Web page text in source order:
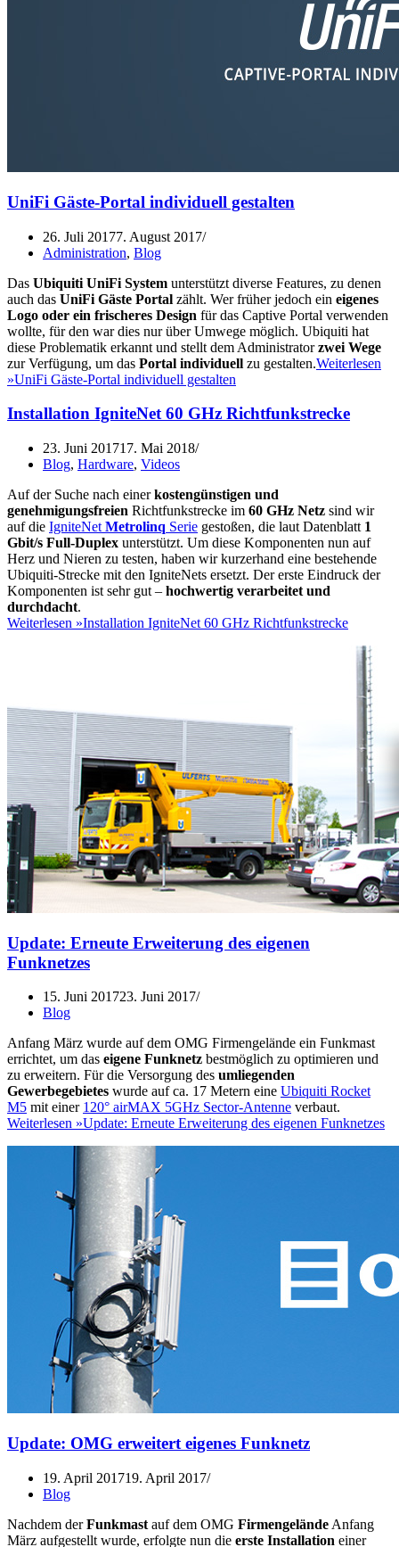
UniFi Gäste-Portal individuell gestalten
26. Juli 20177. August 2017
Administration, Blog
Das Ubiquiti UniFi System unterstützt diverse Features, zu denen
auch das UniFi Gäste Portal zählt. Wer früher jedoch ein eigenes
Logo oder ein frischeres Design für das Captive Portal verwenden
wollte, für den war dies nur über Umwege möglich. Ubiquiti hat
diese Problematik erkannt und stellt dem Administratorzwei Wege
zur Verfügung, um das Portal individuell zu gestalten.Weiterlesen
»UniFi Gäste-Portal individuell gestalten
Installation IgniteNet 60 GHz Richtfunkstrecke
23. Juni 201717. Mai 2018
Blog, Hardware, Videos
Auf der Suche nach einerkostengünstigen und
genehmigungsfreien Richtfunkstrecke im 60 GHz Netz sind wir
auf die IgniteNet Metrolinq Serie gestoßen, die laut Datenblatt 1
Gbit/s Full-Duplex unterstützt. Um diese Komponenten nun auf
Herz und Nieren zu testen, haben wir kurzerhand eine bestehende
Ubiquiti-Strecke mit den IgniteNets ersetzt. Der erste Eindruck der
Komponenten ist sehr gut – hochwertig verarbeitet und
durchdacht.
Weiterlesen »Installation IgniteNet 60 GHz Richtfunkstrecke
Update: Erneute Erweiterung des eigenen
Funknetzes
15. Juni 201723. Juni 2017
Blog
Anfang März wurde auf dem OMG Firmengelände ein Funkmast
errichtet, um das eigene Funknetz bestmöglich zu optimieren und
zu erweitern. Für die Versorgung des umliegenden
Gewerbegebietes wurde auf ca. 17 Metern eine Ubiquiti Rocket
M5 mit einer 120° airMAX 5GHz Sector-Antenne verbaut.
Weiterlesen »Update: Erneute Erweiterung des eigenen Funknetzes
Update: OMG erweitert eigenes Funknetz
19. April 201719. April 2017
Blog
Nachdem derFunkmast auf dem OMG Firmengelände Anfang
März aufgestellt wurde, erfolgte nun die erste Installation einer